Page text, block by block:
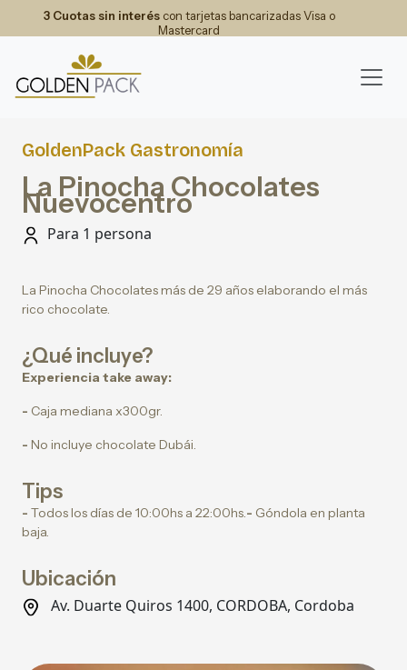
3 Cuotas sin interéscon tarjetas bancarizadas Visa o
Mastercard
GoldenPack Gastronomía
La Pinocha Chocolates
Nuevocentro
Para 1 persona
La Pinocha Chocolates más de 29 años elaborando el más
rico chocolate.
¿Qué incluye?
Experiencia take away:
- Caja mediana x300gr.
- No incluye chocolate Dubái.
Tips
- Todos los días de 10:00hs a 22:00hs.- Góndola en planta
baja.
Ubicación
Av. Duarte Quiros 1400, CORDOBA, Cordoba